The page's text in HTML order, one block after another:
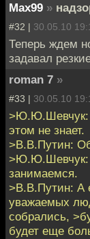
Max99 »
#32 | 30.05.10
Теперь ждем
задавал
roman 7 »
#33 | 30.05.10
>Ю.Ю.Шевчук:
этом не знает.
>В.В.Путин:
>Ю.Ю.Шевчук:
занимаемся.
>В.В.Путин: А
уважаемых
собрались,
будет еще